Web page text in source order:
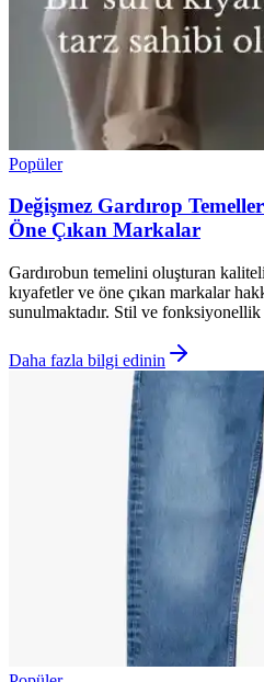
Popüler
Değişmez Gardırop
Öne Çıkan Markalar
Gardırobun temelini oluşturan
kıyafetler ve öne çıkan markalar
sunulmaktadır. Stil ve fonksiyonellik
Daha fazla bilgi edinin